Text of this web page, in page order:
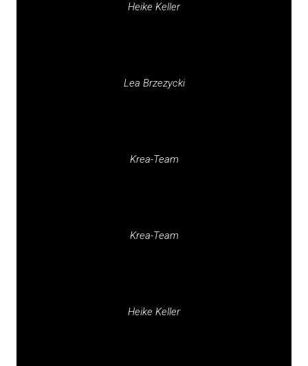
Heike Keller
Lea Brzezycki
Krea-Team
Krea-Team
Heike Keller